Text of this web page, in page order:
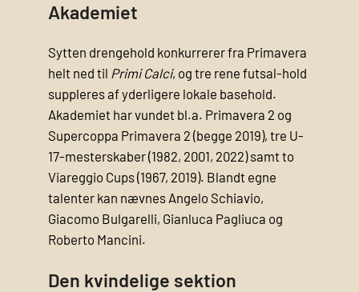
Akademiet
Sytten drengehold konkurrerer fra Primavera
helt ned til Primi Calci, og tre rene futsal-hold
suppleres af yderligere lokale basehold.
Akademiet har vundet bl.a. Primavera 2 og
Supercoppa Primavera 2 (begge 2019), tre U-
17-mesterskaber (1982, 2001, 2022) samt to
Viareggio Cups (1967, 2019). Blandt egne
talenter kan nævnes Angelo Schiavio,
Giacomo Bulgarelli, Gianluca Pagliuca og
Roberto Mancini.
Den kvindelige sektion